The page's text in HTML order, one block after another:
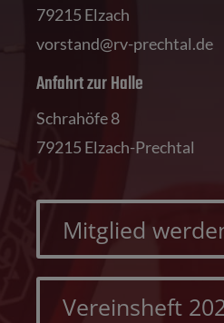
79215 Elzach
vorstand@rv-prechtal.de
Anfahrt zur Halle
Schrahöfe 8
79215 Elzach-Prechtal
Mitglied
Vereinsheft